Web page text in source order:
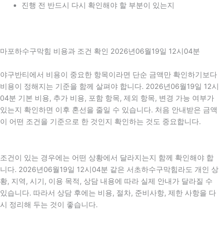
진행 전 반드시 다시 확인해야 할 부분이 있는지
마포하수구막힘 비용과 조건 확인 2026년06월19일 12시04분
야구반티에서 비용이 중요한 항목이라면 단순 금액만 확인하기보다
비용이 정해지는 기준을 함께 살펴야 합니다. 2026년06월19일 12시
04분 기본 비용, 추가 비용, 포함 항목, 제외 항목, 변경 가능 여부가
있는지 확인하면 이후 혼선을 줄일 수 있습니다. 처음 안내받은 금액
이 어떤 조건을 기준으로 한 것인지 확인하는 것도 중요합니다.
조건이 있는 경우에는 어떤 상황에서 달라지는지 함께 확인해야 합
니다. 2026년06월19일 12시04분 같은 서초하수구막힘라도 개인 상
황, 지역, 시기, 이용 목적, 상담 내용에 따라 실제 안내가 달라질 수
있습니다. 따라서 상담 후에는 비용, 절차, 준비사항, 제한 사항을 다
시 정리해 두는 것이 좋습니다.